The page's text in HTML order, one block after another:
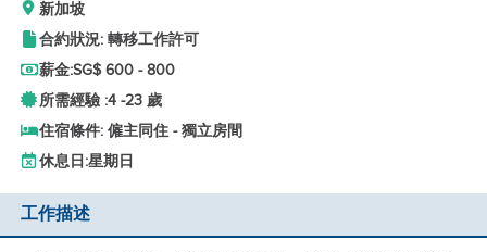
新加坡
合約狀況: 轉移工作許可
薪金:SG$ 600 - 800
所需經驗 :4 -23 歲
住宿條件: 僱主同住 - 獨立房間
休息日:星期日
工作描述